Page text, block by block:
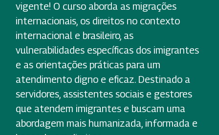
vigente! O curso aborda as migrações
internacionais, os direitos no contexto
internacional e brasileiro, as
vulnerabilidades específicas dos imigrantes
e as orientações práticas para um
atendimento digno e eficaz. Destinado a
servidores, assistentes sociais e gestores
que atendem imigrantes e buscam uma
abordagem mais humanizada, informada e